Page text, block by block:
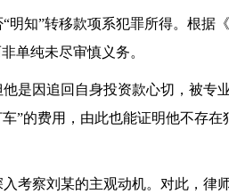
知”转移款项系犯罪所得。根据
单纯未尽审慎义务。
是因追回自身投资款心切，被专
”的费用，由此也能证明他不存在
考察刘某的主观动机。对此，律